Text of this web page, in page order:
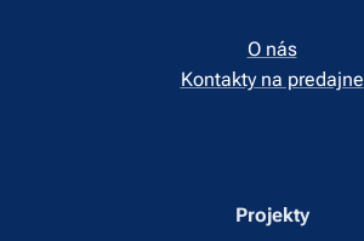
O nás
Kontakty na predajne
Projekty